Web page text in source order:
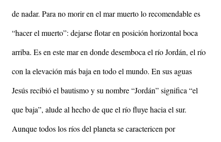
de nadar. Para no morir en el mar muerto lo recomendable es
“hacer el muerto”: dejarse flotar en posición horizontal boca
arriba. Es en este mar en donde desemboca el río Jordán, el río
con la elevación más baja en todo el mundo. En sus aguas
Jesús recibió el bautismo y su nombre “Jordán” significa “el
que baja”, alude al hecho de que el río fluye hacia el sur.
Aunque todos los ríos del planeta se caractericen por